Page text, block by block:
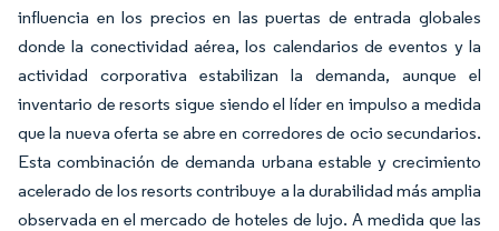
influencia en los precios en las puertas de entrada globales
donde la conectividad aérea, los calendarios de eventos y la
actividad corporativa estabilizan la demanda, aunque el
inventario de resorts sigue siendo el líder en impulso a medida
que la nueva oferta se abre en corredores de ocio secundarios.
Esta combinación de demanda urbana estable y crecimiento
acelerado de los resorts contribuye a la durabilidad más amplia
observada en el mercado de hoteles de lujo. A medida que las